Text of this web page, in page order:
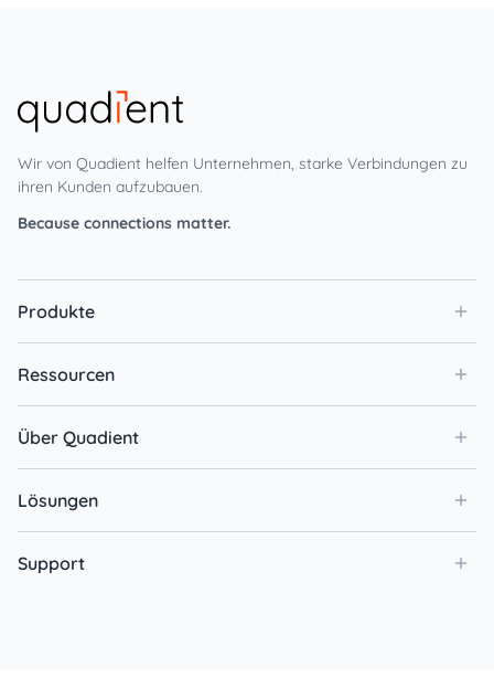
Wir von Quadient helfen Unternehmen, starke Verbindungen zu
ihren Kunden aufzubauen.
Because connections matter.
Produkte
Ressourcen
Über Quadient
Lösungen
Support